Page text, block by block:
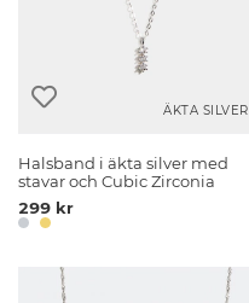
ÄKTA SILVER
Halsband i äkta silver med
stavar och Cubic Zirconia
299 kr